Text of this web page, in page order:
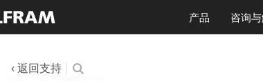
产品 咨询
返回支持